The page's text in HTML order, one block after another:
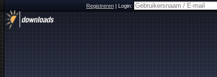
Registreren|Login: